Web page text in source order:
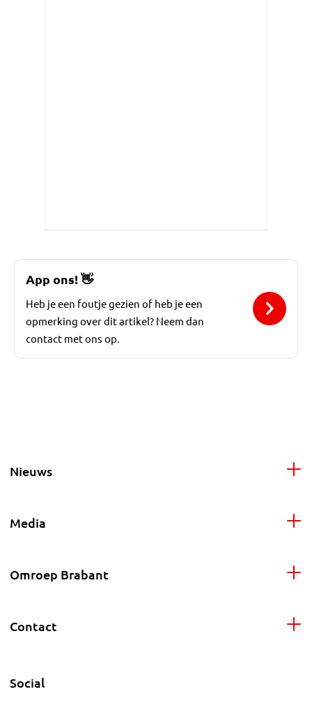
App ons! 👋
Heb je een foutje gezien of heb je een
opmerking over dit artikel? Neem dan
contact met ons op.
Nieuws
Media
Omroep Brabant
Contact
Social